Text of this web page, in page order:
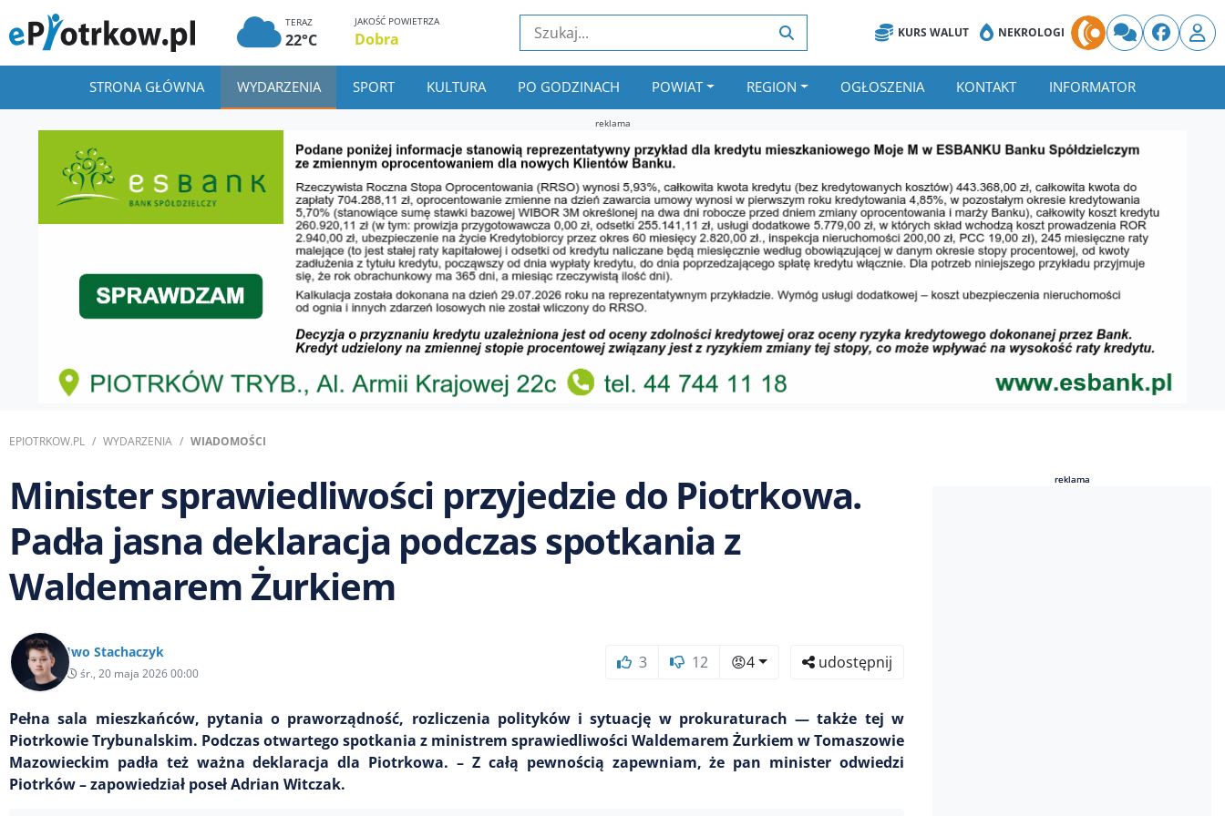
TERAZ
22°C
JAKOŚĆ POWIETRZA
Dobra KURS WALUT NEKROLOGI
STRONA GŁÓWNA WYDARZENIA SPORT KULTURA PO GODZINACH POWIAT REGION OGŁOSZENIA KONTAKT INFORMATOR
reklama
EPIOTRKOW.PL WYDARZENIA WIADOMOŚCI
Minister sprawiedliwości przyjedzie do Piotrkowa.
Padła jasna deklaracja podczas spotkania z
Waldemarem Żurkiem
Iwo Stachaczyk
śr., 20 maja 2026 00:00
3 12 😡4 udostępnij
Pełna sala mieszkańców, pytania o praworządność, rozliczenia polityków i sytuację w prokuraturach — także tej w
Piotrkowie Trybunalskim. Podczas otwartego spotkania z ministrem sprawiedliwości Waldemarem Żurkiem w Tomaszowie
Mazowieckim padła też ważna deklaracja dla Piotrkowa. – Z całą pewnością zapewniam, że pan minister odwiedzi
Piotrków – zapowiedział poseł Adrian Witczak.
reklama
reklama